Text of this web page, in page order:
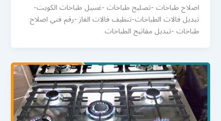
اصلاح طباخات -تصليح طباخات -غسيل طباخات الكويت-
تبديل فالات الطباخات-تنظيف فالات الغاز -رقم فني اصلاح
طباخات -تبديل مفاتيح الطباخات